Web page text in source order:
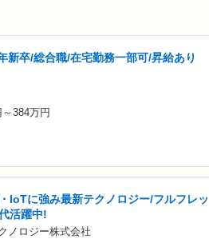
新卒/総合職/在宅勤務一部可/昇給あり
384万円
IoTに強み最新テクノロジー/フルフレッ
活躍中!
ノロジー株式会社